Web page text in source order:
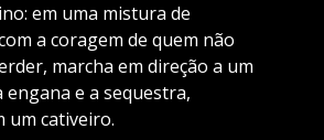
em uma mistura de
a coragem de quem não
marcha em direção a um
engana e a sequestra,
um cativeiro.